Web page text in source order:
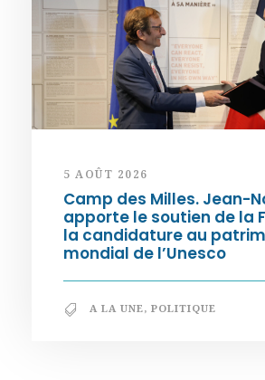
5 AOÛT 2026
Camp des Milles. Jean-
apporte le soutien de la
la candidature au
mondial de l’Unesco
A LA UNE, POLITIQUE